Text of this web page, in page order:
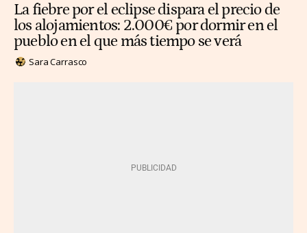
La fiebre por el eclipse dispara el precio de
los alojamientos: 2.000€ por dormir en el
pueblo en el que más tiempo se verá
Sara Carrasco